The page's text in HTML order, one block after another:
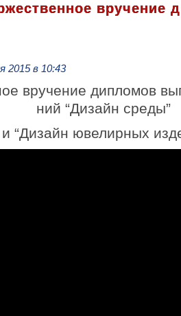
вручение
2015 в 10:43
вру­че­ние дипло­мов
ний “Дизайн среды”
и “Дизайн юве­лир­ных